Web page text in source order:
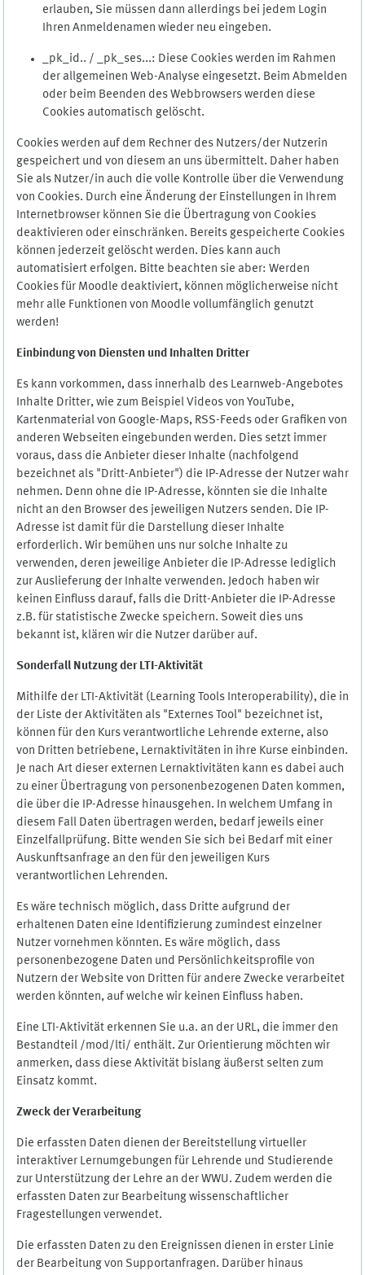
erlauben, Sie müssen dann allerdings bei jedem Login
Ihren Anmeldenamen wieder neu eingeben.
_pk_id.. / _pk_ses...: Diese Cookies werden im Rahmen
der allgemeinen Web-Analyse eingesetzt. Beim Abmelden
oder beim Beenden des Webbrowsers werden diese
Cookies automatisch gelöscht.
Cookies werden auf dem Rechner des Nutzers/der Nutzerin
gespeichert und von diesem an uns übermittelt. Daher haben
Sie als Nutzer/in auch die volle Kontrolle über die Verwendung
von Cookies. Durch eine Änderung der Einstellungen in Ihrem
Internetbrowser können Sie die Übertragung von Cookies
deaktivieren oder einschränken. Bereits gespeicherte Cookies
können jederzeit gelöscht werden. Dies kann auch
automatisiert erfolgen. Bitte beachten sie aber: Werden
Cookies für Moodle deaktiviert, können möglicherweise nicht
mehr alle Funktionen von Moodle vollumfänglich genutzt
werden!
Einbindung von Diensten und Inhalten Dritter
Es kann vorkommen, dass innerhalb des Learnweb-Angebotes
Inhalte Dritter, wie zum Beispiel Videos von YouTube,
Kartenmaterial von Google-Maps, RSS-Feeds oder Grafiken von
anderen Webseiten eingebunden werden. Dies setzt immer
voraus, dass die Anbieter dieser Inhalte (nachfolgend
bezeichnet als "Dritt-Anbieter") die IP-Adresse der Nutzer wahr
nehmen. Denn ohne die IP-Adresse, könnten sie die Inhalte
nicht an den Browser des jeweiligen Nutzers senden. Die IP-
Adresse ist damit für die Darstellung dieser Inhalte
erforderlich. Wir bemühen uns nur solche Inhalte zu
verwenden, deren jeweilige Anbieter die IP-Adresse lediglich
zur Auslieferung der Inhalte verwenden. Jedoch haben wir
keinen Einfluss darauf, falls die Dritt-Anbieter die IP-Adresse
z.B. für statistische Zwecke speichern. Soweit dies uns
bekannt ist, klären wir die Nutzer darüber auf.
Sonderfall Nutzung der LTI-Aktivität
Mithilfe der LTI-Aktivität (Learning Tools Interoperability), die in
der Liste der Aktivitäten als "Externes Tool" bezeichnet ist,
können für den Kurs verantwortliche Lehrende externe, also
von Dritten betriebene, Lernaktivitäten in ihre Kurse einbinden.
Je nach Art dieser externen Lernaktivitäten kann es dabei auch
zu einer Übertragung von personenbezogenen Daten kommen,
die über die IP-Adresse hinausgehen. In welchem Umfang in
diesem Fall Daten übertragen werden, bedarf jeweils einer
Einzelfallprüfung. Bitte wenden Sie sich bei Bedarf mit einer
Auskunftsanfrage an den für den jeweiligen Kurs
verantwortlichen Lehrenden.
Es wäre technisch möglich, dass Dritte aufgrund der
erhaltenen Daten eine Identifizierung zumindest einzelner
Nutzer vornehmen könnten. Es wäre möglich, dass
personenbezogene Daten und Persönlichkeitsprofile von
Nutzern der Website von Dritten für andere Zwecke verarbeitet
werden könnten, auf welche wir keinen Einfluss haben.
Eine LTI-Aktivität erkennen Sie u.a. an der URL, die immer den
Bestandteil /mod/lti/ enthält. Zur Orientierung möchten wir
anmerken, dass diese Aktivität bislang äußerst selten zum
Einsatz kommt.
Zweck der Verarbeitung
Die erfassten Daten dienen der Bereitstellung virtueller
interaktiver Lernumgebungen für Lehrende und Studierende
zur Unterstützung der Lehre an der WWU. Zudem werden die
erfassten Daten zur Bearbeitung wissenschaftlicher
Fragestellungen verwendet.
Die erfassten Daten zu den Ereignissen dienen in erster Linie
der Bearbeitung von Supportanfragen. Darüber hinaus